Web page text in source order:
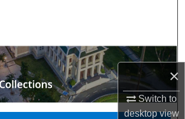
×
Switch to
desktopview
Browse Collections
My Account
About